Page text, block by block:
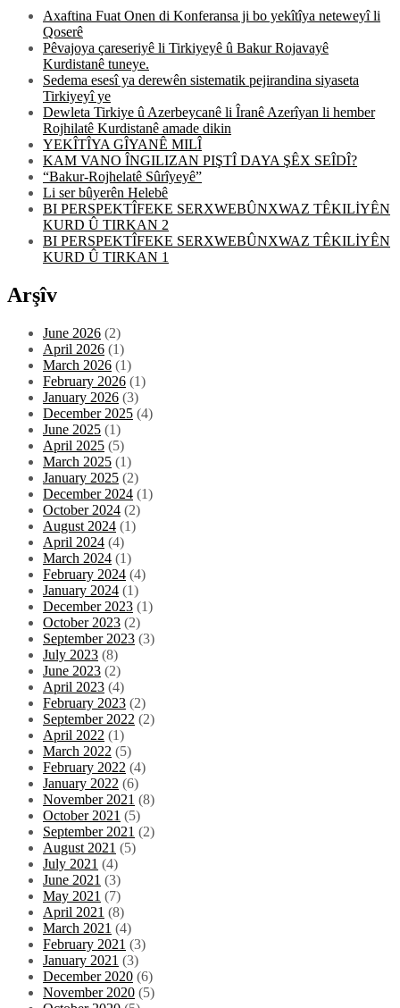
Axaftina Fuat Onen di Konferansa ji bo yekîtîya neteweyî li
Qoserê
Pêvajoya çareseriyê li Tirkiyeyê û Bakur Rojavayê
Kurdistanê tuneye.
Sedema esesî ya derewên sistematik pejirandina siyaseta
Tirkiyeyî ye
Dewleta Tirkiye û Azerbeycanê li Îranê Azerîyan li hember
Rojhilatê Kurdistanê amade dikin
YEKÎTÎYA GÎYANÊ MILÎ
KAM VANO ÎNGILIZAN PIŞTÎ DAYA ŞÊX SEÎDÎ?
“Bakur-Rojhelatê Sûrîyeyê”
Li ser bûyerên Helebê
BI PERSPEKTÎFEKE SERXWEBÛNXWAZ TÊKILİYÊN
KURD Û TIRKAN 2
BI PERSPEKTÎFEKE SERXWEBÛNXWAZ TÊKILİYÊN
KURD Û TIRKAN 1
Arşîv
June 2026 (2)
April 2026 (1)
March 2026 (1)
February 2026 (1)
January 2026 (3)
December 2025 (4)
June 2025 (1)
April 2025 (5)
March 2025 (1)
January 2025 (2)
December 2024 (1)
October 2024 (2)
August 2024 (1)
April 2024 (4)
March 2024 (1)
February 2024 (4)
January 2024 (1)
December 2023 (1)
October 2023 (2)
September 2023 (3)
July 2023 (8)
June 2023 (2)
April 2023 (4)
February 2023 (2)
September 2022 (2)
April 2022 (1)
March 2022 (5)
February 2022 (4)
January 2022 (6)
November 2021 (8)
October 2021 (5)
September 2021 (2)
August 2021 (5)
July 2021 (4)
June 2021 (3)
May 2021 (7)
April 2021 (8)
March 2021 (4)
February 2021 (3)
January 2021 (3)
December 2020 (6)
November 2020 (5)